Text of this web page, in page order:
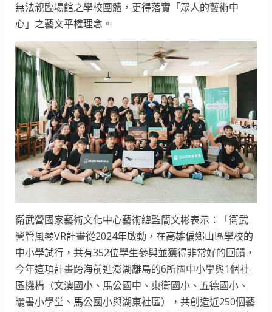
無法親臨場館之學校團體，更得落實「眾人的藝術中
心」之藝文平權理念。
衛武營國家藝術文化中心藝術總監簡文彬表示：「衛武
營管風琴VR計畫從2024年啟動，在高雄偏鄉山區學校的
中小學試行，共有352位學生參與並獲得非常好的回饋，
今年這項計畫跨海前進澎湖離島的6所國中小學與1個社
區機構（文澳國小、馬公國中、東衛國小、五德國小、
曬書小學堂、馬公國小與湖東社區），共創造近250個藝